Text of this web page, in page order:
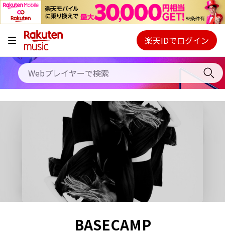
キャンペーン
料金プラン
使い方
初回30日間無料お試し
Webプレイヤー
ご契約内容の確認・変更
楽天IDでログイン
BASECAMP